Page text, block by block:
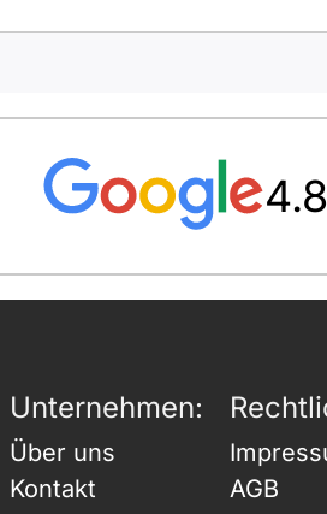
4.8
Unternehmen:
Über uns
Kontakt
AGB